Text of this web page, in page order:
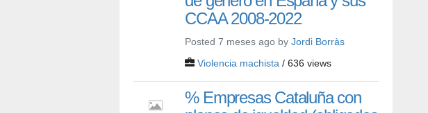
CCAA 2008-2022
Posted 7 meses ago byJordi Borràs
Violencia machista / 636 views
% Empresas Cataluña con